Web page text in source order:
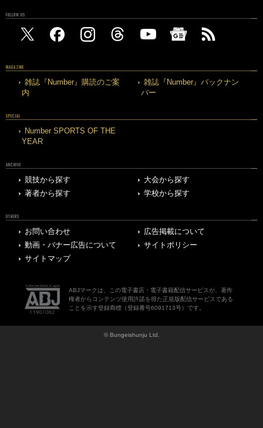
FOLLOW US
MAGAZINE
雑誌『Number』購読のご案
内
雑誌『Number』バックナン
バー
SPECIAL
Number SPORTS OF THE
YEAR
ARCHIVE
競技から探す
大会から探す
著者から探す
学校から探す
OTHERS
お問い合わせ
広告掲載について
動画・バナー広告について
サイトポリシー
サイトマップ
ABJマークは、この電子書店・電子書籍配信サービスが、著作
権者からコンテンツ使用許諾を得た正規版配信サービスである
ことを示す登録商標（登録番号6091713号）です。
© Bungeishunju Ltd.